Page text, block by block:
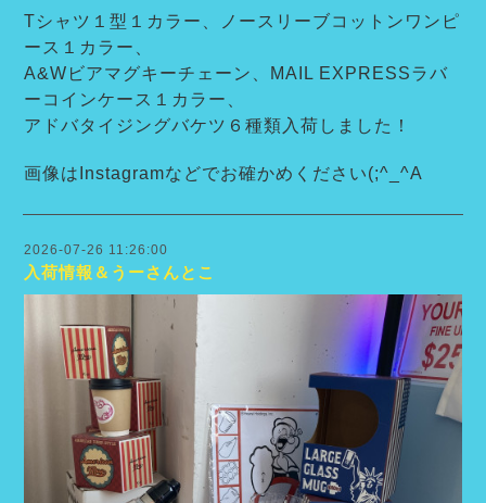
Tシャツ１型１カラー、ノースリーブコットンワンピ
ース１カラー、
A&Wビアマグキーチェーン、MAIL EXPRESSラバ
ーコインケース１カラー、
アドバタイジングバケツ６種類入荷しました！
画像はInstagramなどでお確かめください(;^_^A
2026-07-26 11:26:00
入荷情報＆うーさんとこ